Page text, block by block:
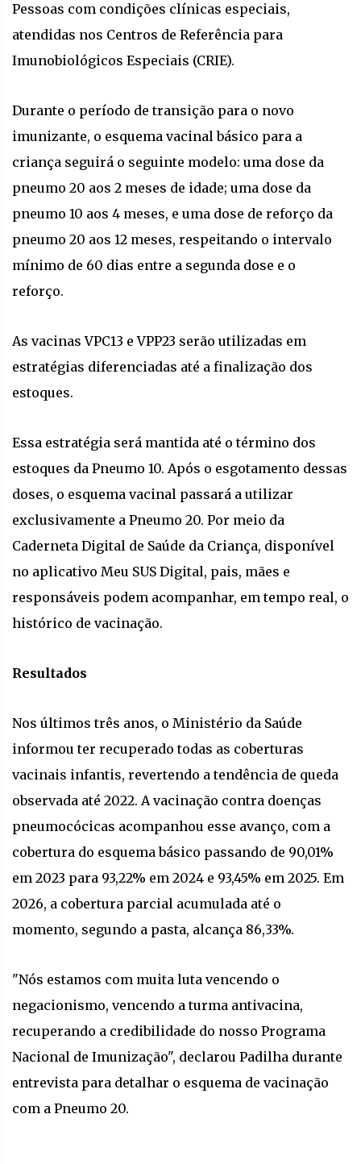
Pessoas com condições clínicas especiais,
atendidas nos Centros de Referência para
Imunobiológicos Especiais (CRIE).
Durante o período de transição para o novo
imunizante, o esquema vacinal básico para a
criança seguirá o seguinte modelo: uma dose da
pneumo 20 aos 2 meses de idade; uma dose da
pneumo 10 aos 4 meses, e uma dose de reforço da
pneumo 20 aos 12 meses, respeitando o intervalo
mínimo de 60 dias entre a segunda dose e o
reforço.
As vacinas VPC13 e VPP23 serão utilizadas em
estratégias diferenciadas até a finalização dos
estoques.
Essa estratégia será mantida até o término dos
estoques da Pneumo 10. Após o esgotamento dessas
doses, o esquema vacinal passará a utilizar
exclusivamente a Pneumo 20. Por meio da
Caderneta Digital de Saúde da Criança, disponível
no aplicativo Meu SUS Digital, pais, mães e
responsáveis podem acompanhar, em tempo real, o
histórico de vacinação.
Resultados
Nos últimos três anos, o Ministério da Saúde
informou ter recuperado todas as coberturas
vacinais infantis, revertendo a tendência de queda
observada até 2022. A vacinação contra doenças
pneumocócicas acompanhou esse avanço, com a
cobertura do esquema básico passando de 90,01%
em 2023 para 93,22% em 2024 e 93,45% em 2025. Em
2026, a cobertura parcial acumulada até o
momento, segundo a pasta, alcança 86,33%.
"Nós estamos com muita luta vencendo o
negacionismo, vencendo a turma antivacina,
recuperando a credibilidade do nosso Programa
Nacional de Imunização", declarou Padilha durante
entrevista para detalhar o esquema de vacinação
com a Pneumo 20.